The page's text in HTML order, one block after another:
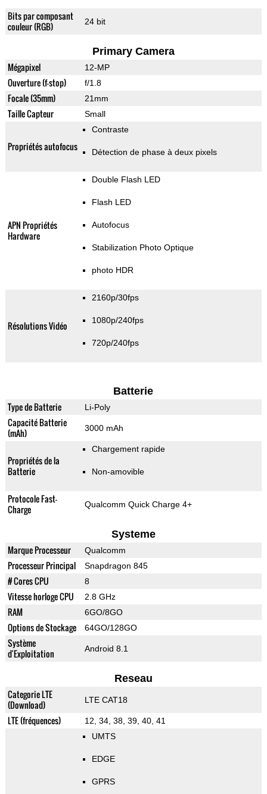
Bits par composant
couleur (RGB)
24 bit
Primary Camera
Mégapixel 12-MP
Ouverture (f-stop) f/1.8
Focale (35mm) 21mm
Taille Capteur Small
Propriétés autofocus
Contraste
Détection de phase à deux pixels
APN Propriétés
Hardware
Double Flash LED
Flash LED
Autofocus
Stabilization Photo Optique
photo HDR
Résolutions Vidéo
2160p/30fps
1080p/240fps
720p/240fps
Batterie
Type de Batterie Li-Poly
Capacité Batterie
(mAh)
3000 mAh
Propriétés de la
Batterie
Chargement rapide
Non-amovible
Protocole Fast-
Charge
Qualcomm Quick Charge 4+
Systeme
Marque Processeur Qualcomm
Processeur Principal Snapdragon 845
# Cores CPU 8
Vitesse horloge CPU 2.8 GHz
RAM 6GO/8GO
Options de Stockage 64GO/128GO
Système
d'Exploitation
Android 8.1
Reseau
Categorie LTE
(Download)
LTE CAT18
LTE (fréquences)
12, 34, 38, 39, 40, 41
UMTS
EDGE
GPRS